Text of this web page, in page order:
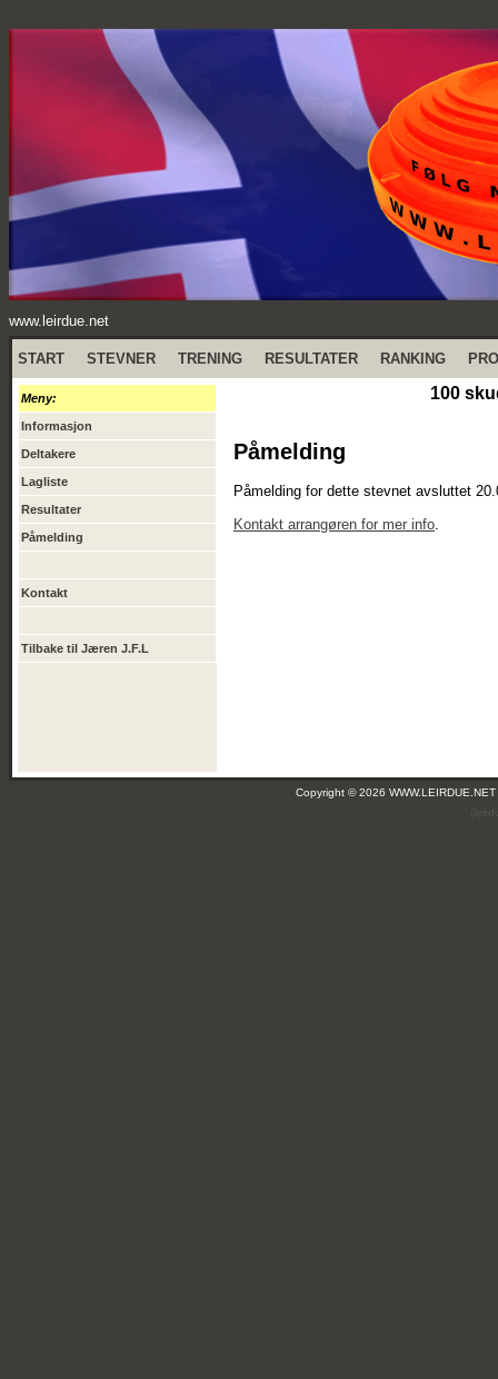
www.leirdue.net
START STEVNER TRENING RESULTATER RANKING
Meny:
Informasjon
Deltakere
Lagliste
Resultater
Påmelding
Kontakt
Tilbake til Jæren J.F.L
100
Påmelding
Påmelding for dette stevnet avsluttet
Kontakt arrangøren for mer info.
Copyright © 2026